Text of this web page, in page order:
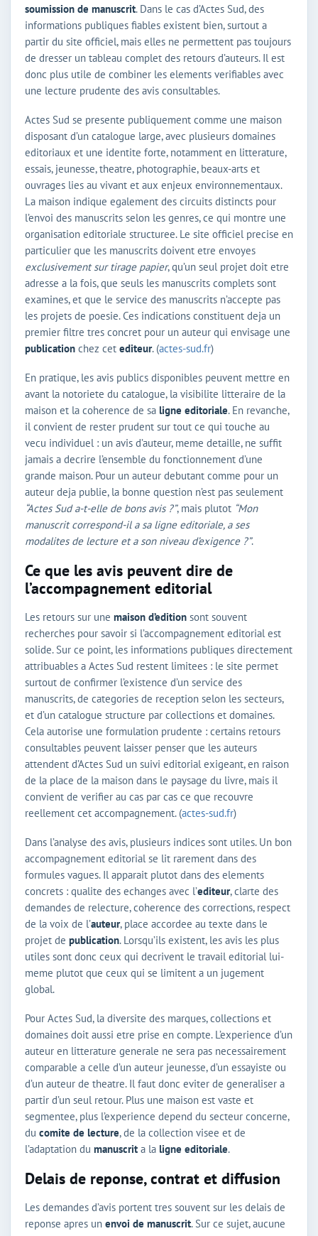
soumission de manuscrit. Dans le cas d’Actes Sud, des
informations publiques fiables existent bien, surtout a
partir du site officiel, mais elles ne permettent pas toujours
de dresser un tableau complet des retours d’auteurs. Il est
donc plus utile de combiner les elements verifiables avec
une lecture prudente des avis consultables.
Actes Sud se presente publiquement comme une maison
disposant d’un catalogue large, avec plusieurs domaines
editoriaux et une identite forte, notamment en litterature,
essais, jeunesse, theatre, photographie, beaux-arts et
ouvrages lies au vivant et aux enjeux environnementaux.
La maison indique egalement des circuits distincts pour
l’envoi des manuscrits selon les genres, ce qui montre une
organisation editoriale structuree. Le site officiel precise en
particulier que les manuscrits doivent etre envoyes
exclusivement sur tirage papier, qu’un seul projet doit etre
adresse a la fois, que seuls les manuscrits complets sont
examines, et que le service des manuscrits n’accepte pas
les projets de poesie. Ces indications constituent deja un
premier filtre tres concret pour un auteur qui envisage une
publication chez cet editeur. (actes-sud.fr)
En pratique, les avis publics disponibles peuvent mettre en
avant la notoriete du catalogue, la visibilite litteraire de la
maison et la coherence de sa ligne editoriale. En revanche,
il convient de rester prudent sur tout ce qui touche au
vecu individuel : un avis d’auteur, meme detaille, ne suffit
jamais a decrire l’ensemble du fonctionnement d’une
grande maison. Pour un auteur debutant comme pour un
auteur deja publie, la bonne question n’est pas seulement
“Actes Sud a-t-elle de bons avis ?”, mais plutot “Mon
manuscrit correspond-il a sa ligne editoriale, a ses
modalites de lecture et a son niveau d’exigence ?”.
Ce que les avis peuvent dire de
l’accompagnement editorial
Les retours sur une maison d’edition sont souvent
recherches pour savoir si l’accompagnement editorial est
solide. Sur ce point, les informations publiques directement
attribuables a Actes Sud restent limitees : le site permet
surtout de confirmer l’existence d’un service des
manuscrits, de categories de reception selon les secteurs,
et d’un catalogue structure par collections et domaines.
Cela autorise une formulation prudente : certains retours
consultables peuvent laisser penser que les auteurs
attendent d’Actes Sud un suivi editorial exigeant, en raison
de la place de la maison dans le paysage du livre, mais il
convient de verifier au cas par cas ce que recouvre
reellement cet accompagnement. (actes-sud.fr)
Dans l’analyse des avis, plusieurs indices sont utiles. Un bon
accompagnement editorial se lit rarement dans des
formules vagues. Il apparait plutot dans des elements
concrets : qualite des echanges avec l’editeur, clarte des
demandes de relecture, coherence des corrections, respect
de la voix de l’auteur, place accordee au texte dans le
projet de publication. Lorsqu’ils existent, les avis les plus
utiles sont donc ceux qui decrivent le travail editorial lui-
meme plutot que ceux qui se limitent a un jugement
global.
Pour Actes Sud, la diversite des marques, collections et
domaines doit aussi etre prise en compte. L’experience d’un
auteur en litterature generale ne sera pas necessairement
comparable a celle d’un auteur jeunesse, d’un essayiste ou
d’un auteur de theatre. Il faut donc eviter de generaliser a
partir d’un seul retour. Plus une maison est vaste et
segmentee, plus l’experience depend du secteur concerne,
du comite de lecture, de la collection visee et de
l’adaptation du manuscrit a la ligne editoriale.
Delais de reponse, contrat et diffusion
Les demandes d’avis portent tres souvent sur les delais de
reponse apres un envoi de manuscrit. Sur ce sujet, aucune